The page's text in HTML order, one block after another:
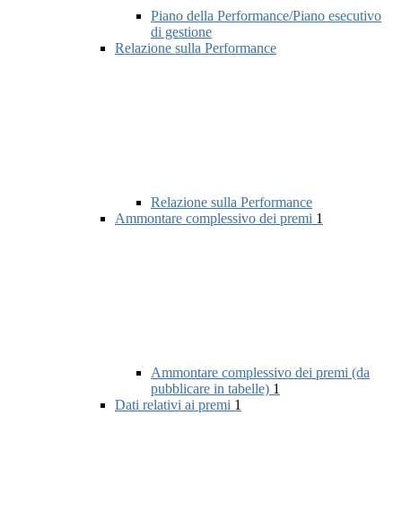
Piano della Performance/Piano esecutivo
di gestione
Relazione sulla Performance
Relazione sulla Performance
Ammontare complessivo dei premi 1
Ammontare complessivo dei premi (da
pubblicare in tabelle) 1
Dati relativi ai premi 1